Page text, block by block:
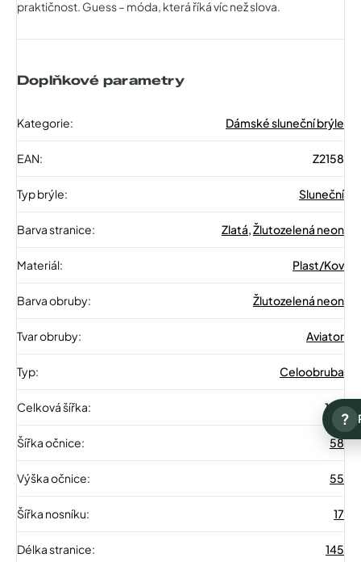
praktičnost. Guess – móda, která říká víc než slova.
Doplňkové parametry
Kategorie: Dámské sluneční brýle
EAN: Z2158
Typ brýle: Sluneční
Barva stranice: Zlatá,Žlutozelená neon
Materiál: Plast/Kov
Barva obruby: Žlutozelená neon
Tvar obruby: Aviator
Typ: Celoobruba
Celková šířka: 140
Šířka očnice: 58
Výška očnice: 55
Šířka nosníku: 17
Délka stranice: 145
?